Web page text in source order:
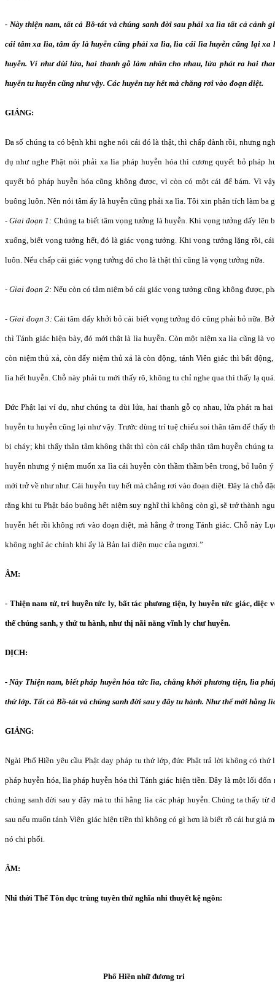
- Này thiện nam, tất cả Bồ-tát và chúng sanh đời sau phải xa lìa tất cả cảnh
cái tâm xa lìa, tâm ấy là huyễn cũng phải xa lìa, lìa cái lìa huyễn cũng lại
huyễn. Ví như dùi lửa, hai thanh gỗ làm nhân cho nhau, lửa phát ra hai
huyễn tu huyễn cũng như vậy. Các huyễn tuy hết mà chẳng rơi vào đoạn diệt.
GIẢNG:
Đa số chúng ta có bệnh khi nghe nói cái đó là thật, thì chấp đành rồi, nhưng
dụ như nghe Phật nói phải xa lìa pháp huyễn hóa thì cương quyết bỏ pháp
quyết bỏ pháp huyễn hóa cũng không được, vì còn có một cái để bám. Vì
buông luôn. Nên nói tâm ấy là huyễn cũng phải xa lìa. Tôi xin phân tích làm ba
- Giai đoạn 1: Chúng ta biết tâm vọng tưởng là huyễn. Khi vọng tưởng dấy lên
xuống, biết vọng tưởng hết, đó là giác vọng tưởng. Khi vọng tưởng lặng rồi,
luôn. Nếu chấp cái giác vọng tưởng đó cho là thật thì cũng là vọng tưởng nữa.
- Giai đoạn 2: Nếu còn có tâm niệm bỏ cái giác vọng tưởng cũng không được,
- Giai đoạn 3:Cái tâm dấy khởi bỏ cái biết vọng tưởng đó cũng phải bỏ nữa.
thì Tánh giác hiện bày, đó mới thật là lìa huyễn. Còn một niệm xa lìa cũng là
còn niệm thủ xả, còn dấy niệm thủ xả là còn động, tánh Viên giác thì bất
lìa hết huyễn. Chỗ này phải tu mới thấy rõ, không tu chỉ nghe qua thì thấy lạ quá.
Đức Phật lại ví dụ, như chúng ta dùi lửa, hai thanh gỗ cọ nhau, lửa phát ra
huyễn tu huyễn cũng lại như vậy. Trước dùng trí tuệ chiếu soi thân tâm để thấy
bị cháy; khi thấy thân tâm không thật thì còn cái chấp thân tâm huyễn chúng
huyễn nhưng ý niệm muốn xa lìa cái huyễn còn thầm thầm bên trong, bỏ luôn
mới trở về như như. Cái huyễn tuy hết mà chẳng rơi vào đoạn diệt. Đây là chỗ
rằng khi tu Phật bảo buông hết niệm suy nghĩ thì không còn gì, sẽ trở thành
huyễn hết rồi không rơi vào đoạn diệt, mà hằng ở trong Tánh giác. Chỗ này
không nghĩ ác chính khi ấy là Bản lai diện mục của ngươi.”
ÂM:
- Thiện nam tử, tri huyễn tức ly, bất tác phương tiện, ly huyễn tức giác, diệc
thế chúng sanh, y thử tu hành, như thị nãi năng vĩnh ly chư huyễn.
DỊCH:
- Này Thiện nam, biết pháp huyễn hóa tức lìa, chẳng khởi phương tiện, lìa
thứ lớp. Tất cả Bồ-tát và chúng sanh đời sau y đây tu hành. Như thế mới hằng
GIẢNG:
Ngài Phổ Hiền yêu cầu Phật dạy pháp tu thứ lớp, đức Phật trả lời không có
pháp huyễn hóa, lìa pháp huyễn hóa thì Tánh giác hiện tiền. Đây là một lối
chúng sanh đời sau y đây mà tu thì hằng lìa các pháp huyễn. Chúng ta thấy từ
sau nếu muốn tánh Viên giác hiện tiền thì không có gì hơn là biết rõ cái hư giả
nó chi phối.
ÂM:
Nhĩ thời Thế Tôn dục trùng tuyên thử nghĩa nhi thuyết kệ ngôn:
Phổ Hiền nhữ đương tri